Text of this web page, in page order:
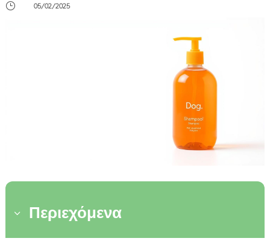
}
05/02/2025
3 Περιεχόμενα